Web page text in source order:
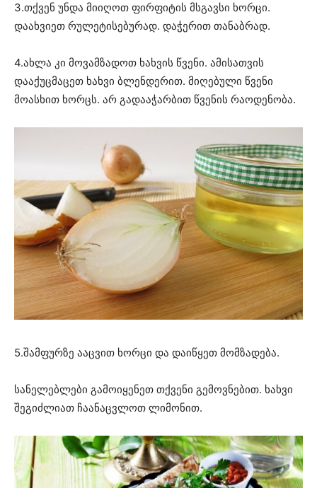
3.თქვენ უნდა მიიღოთ ფირფიტის მსგავსი ხორცი.
დაახვიეთ რულეტისებურად. დაჭერით თანაბრად.
4.ახლა კი მოვამზადოთ ხახვის წვენი. ამისათვის
დააქუცმაცეთ ხახვი ბლენდერით. მიღებული წვენი
მოასხით ხორცს. არ გადააჭარბით წვენის რაოდენობა.
5.შამფურზე ააცვით ხორცი და დაიწყეთ მომზადება.
სანელებლები გამოიყენეთ თქვენი გემოვნებით. ხახვი
შეგიძლიათ ჩაანაცვლოთ ლიმონით.